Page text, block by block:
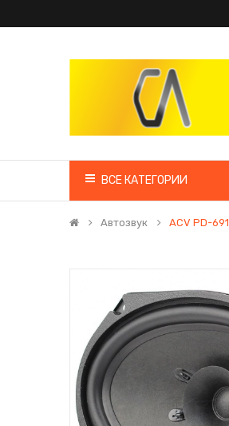
ВСЕ КАТЕГОРИИ
Автозвук ACV PD-691